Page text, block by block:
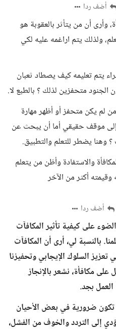
أضف ردا
وأرى أن من يتأثر بالعقوبة هو
ولذلك يتم اراغمه عليه لكي
يتم تعليمه كيف يصطاد ثعبان
الجنود متحفزين لذلك ؟ بالطبع لا.
لم يكن متحفز أو أظهر مهارة
موقف حقيقي أما أن يبحث عن
؟ وهنا يضطر للتعلم والتطبيق.
والاستفادة وأظن من يتعلم
وقيمته أكثر من الآخر
أضف ردا
على كيفية تأثير المكافآت
بالنسبة لي، أرى أن المكافآت
تعزيز السلوك الإيجابي وتحفيزنا
مكافأة، نشعر بالإنجاز
العمل بجد.
تكون ضرورية في بعض الأحيان
إلى التردد والخوف من الفشل،